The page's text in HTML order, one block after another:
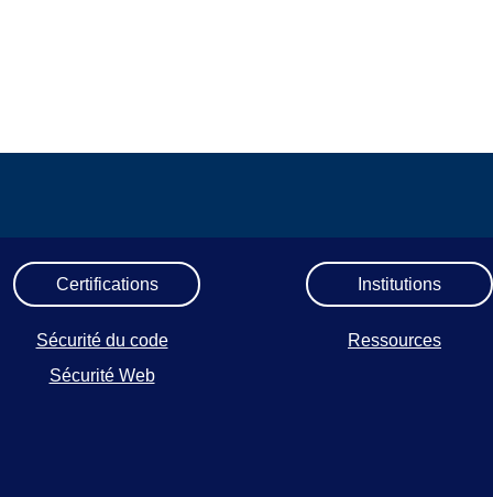
Certifications
Sécurité du code
Sécurité Web
Institutions
Ressources